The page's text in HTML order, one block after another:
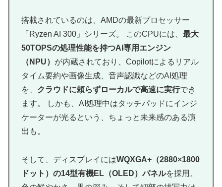
搭載されているのは、AMDの最新プロセッサー
「Ryzen AI 300」シリーズ。 このCPUには、 最大
50TOPSの処理性能を持つAI専用エンジン
（NPU） が内蔵されており、Copilotによるリアル
タイム要約や画像生成、音声認識などのAI処理
を、 クラウドに頼らずローカルで高速に実行でき
ます。 しかも、AI処理中はタッチパッドにインジ
ケーターが光るという、ちょっと未来感のある演
出も。
そして、ディスプレイにはWQXGA+（2880×1800
ドット）の14型有機EL（OLED）パネルを採用。